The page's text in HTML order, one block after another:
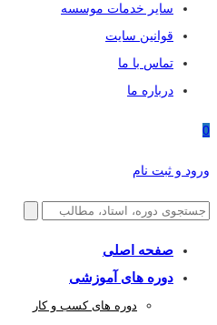
سایر خدمات موسسه
قوانین سایت
تماس با ما
درباره ما
0
ورود و ثبت نام
صفحه اصلی
دوره های آموزشی
دوره های کسب و کار